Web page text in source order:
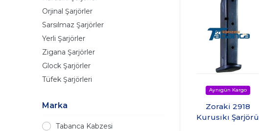
Orjinal Şarjörler
Sarsılmaz Şarjörler
Yerli Şarjörler
Zigana Şarjörler
Glock Şarjörler
Tüfek Şarjörleri
Marka
Tabanca Kabzesi
Zoraki 2918
Kurusıkı Şarjörü